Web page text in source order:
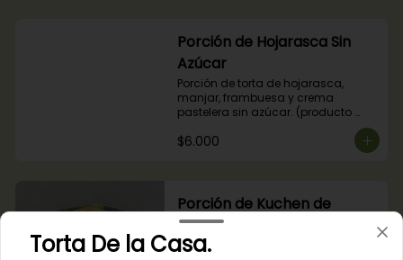
Porción de Hojarasca Sin
Azúcar
Porción de torta de hojarasca,
manjar, frambuesa y crema
pastelera sin azúcar. (producto
$6.000
Porción de Kuchen de
Manzanas
Porción de nuestro tradicional
Torta De la Casa.